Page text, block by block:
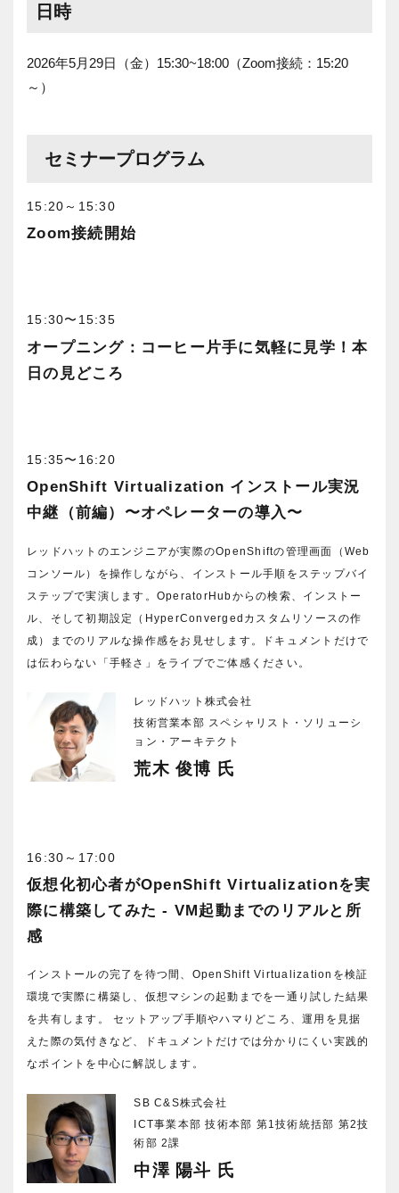
日時
2026年5月29日（金）15:30~18:00（Zoom接続：15:20
～）
セミナープログラム
15:20～15:30
Zoom接続開始
15:30〜15:35
オープニング：コーヒー片手に気軽に見学！本
日の見どころ
15:35〜16:20
OpenShift Virtualization インストール実況
中継（前編）〜オペレーターの導入〜
レッドハットのエンジニアが実際のOpenShiftの管理画面（Web
コンソール）を操作しながら、インストール手順をステップバイ
ステップで実演します。OperatorHubからの検索、インストー
ル、そして初期設定（HyperConvergedカスタムリソースの作
成）までのリアルな操作感をお見せします。ドキュメントだけで
は伝わらない「手軽さ」をライブでご体感ください。
レッドハット株式会社
技術営業本部 スペシャリスト・ソリューシ
ョン・アーキテクト
荒木 俊博 氏
16:30～17:00
仮想化初心者がOpenShift Virtualizationを実
際に構築してみた - VM起動までのリアルと所
感
インストールの完了を待つ間、OpenShift Virtualizationを検証
環境で実際に構築し、仮想マシンの起動までを一通り試した結果
を共有します。 セットアップ手順やハマりどころ、運用を見据
えた際の気付きなど、ドキュメントだけでは分かりにくい実践的
なポイントを中心に解説します。
SB C&S株式会社
ICT事業本部 技術本部 第1技術統括部 第2技
術部 2課
中澤 陽斗 氏